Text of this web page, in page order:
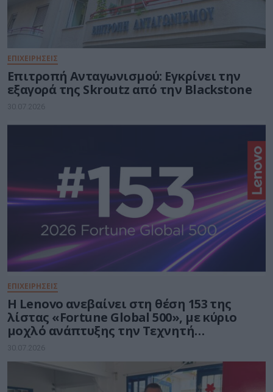
ΕΠΙΧΕΙΡΗΣΕΙΣ
Επιτροπή Ανταγωνισμού: Εγκρίνει την
εξαγορά της Skroutz από την Blackstone
30.07.2026
ΕΠΙΧΕΙΡΗΣΕΙΣ
Η Lenovo ανεβαίνει στη θέση 153 της
λίστας «Fortune Global 500», με κύριο
μοχλό ανάπτυξης την Τεχνητή
Νοημοσύνη
30.07.2026